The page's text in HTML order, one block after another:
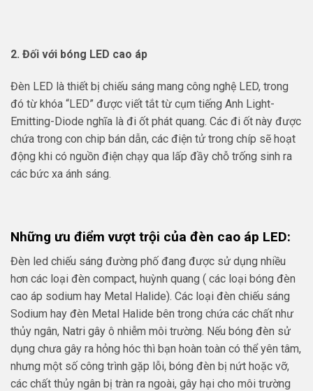
2. Đối với bóng LED cao áp
Đèn LED là thiết bị chiếu sáng mang công nghệ LED, trong
đó từ khóa “LED” được viết tắt từ cụm tiếng Anh Light-
Emitting-Diode nghĩa là đi ốt phát quang. Các đi ốt này được
chứa trong con chip bán dẫn, các điện tử trong chíp sẽ hoạt
động khi có nguồn điện chạy qua lấp đầy chỗ trống sinh ra
các bức xa ánh sáng.
Những ưu điểm vượt trội của đèn cao áp LED:
Đèn led chiếu sáng đường phố đang được sử dụng nhiều
hơn các loại đèn compact, huỳnh quang ( các loại bóng đèn
cao áp sodium hay Metal Halide). Các loại đèn chiếu sáng
Sodium hay đèn Metal Halide bên trong chứa các chất như
thủy ngân, Natri gây ô nhiễm môi trường. Nếu bóng đèn sử
dụng chưa gây ra hỏng hóc thì bạn hoàn toàn có thể yên tâm,
nhưng một số công trình gặp lỗi, bóng đèn bị nứt hoặc vỡ,
các chất thủy ngân bị tràn ra ngoài, gây hại cho môi trường